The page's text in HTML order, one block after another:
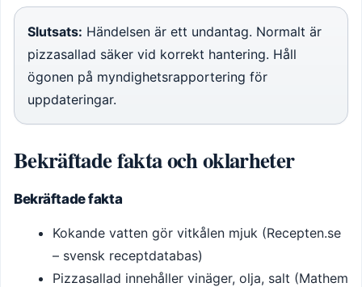
Slutsats: Händelsen är ett undantag. Normalt är
pizzasallad säker vid korrekt hantering. Håll
ögonen på myndighetsrapportering för
uppdateringar.
Bekräftade fakta och oklarheter
Bekräftade fakta
Kokande vatten gör vitkålen mjuk (Recepten.se
– svensk receptdatabas)
Pizzasallad innehåller vinäger, olja, salt (Mathem